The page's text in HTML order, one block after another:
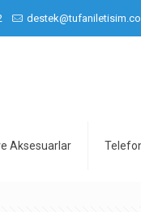
Aksesuarlar